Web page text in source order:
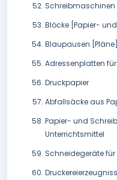
Schreibmaschinen
Blöcke [Papier-
Blaupausen [Pläne]
Adressenplatten
Druckpapier
Abfallsäcke aus
Papier- und
Unterrichtsmittel
Schneidegeräte für